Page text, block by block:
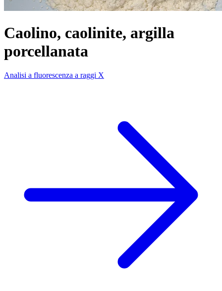
Caolino, caolinite, argilla
porcellanata
Analisi a fluorescenza a raggi X